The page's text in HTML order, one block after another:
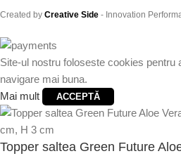
Created by Creative Side - Innovation
Site-ul nostru foloseste cookies pentru
navigare mai buna.
Mai mult
ACCEPTĂ
Topper saltea Green Future